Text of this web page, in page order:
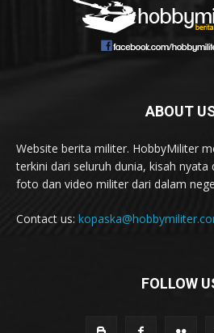
ABOUT
Website berita militer. HobbyMiliter
terkini dari seluruh dunia, kisah
foto dan video militer dari dalam
Contact us:
FOLLOW